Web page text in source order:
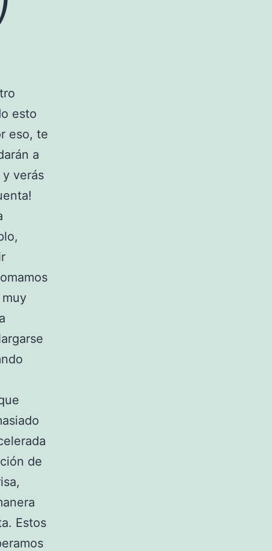
esto
eso, te
a
verás
de
Estos